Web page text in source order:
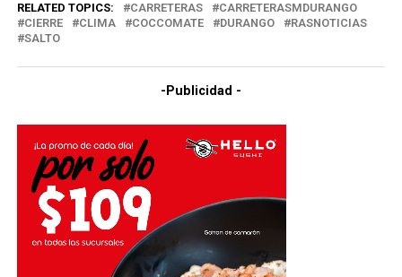
RELATED TOPICS: CARRETERAS
CARRETERASMDURANGO
CIERRE
CLIMA COCCOMATE DURANGO
RASNOTICIAS
SALTO
-Publicidad -